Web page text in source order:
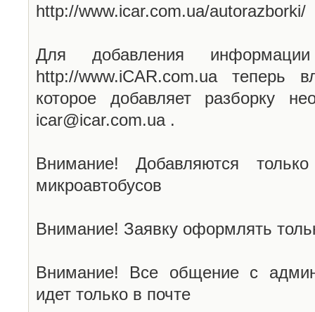
http://www.icar.com.ua/autorazborki/
Для добавления
http://www.iCAR.com.ua теперь
которое добавляет разборку
icar@icar.com.ua .
Внимание! Добавляются
микроавтобусов
Внимание! Заявку оформлять
Внимание! Все общение с
идет только в почте